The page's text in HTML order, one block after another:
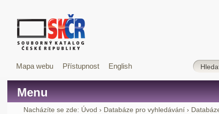
Mapa webu Přístupnost English
Menu
Nacházíte se zde: Úvod › Databáze pro vyhledávání ›